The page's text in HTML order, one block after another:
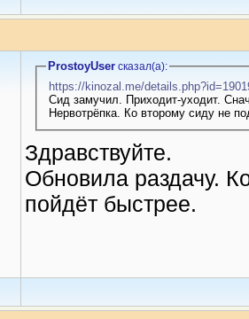
ProstoyUserсказал(a):
https://kinozal.me/
Сид замучил. Приходит-уходит.
Нервотрёпка. Ко второму сиду не
Здравствуйте.
Обновила раздачу.
пойдёт быстрее.